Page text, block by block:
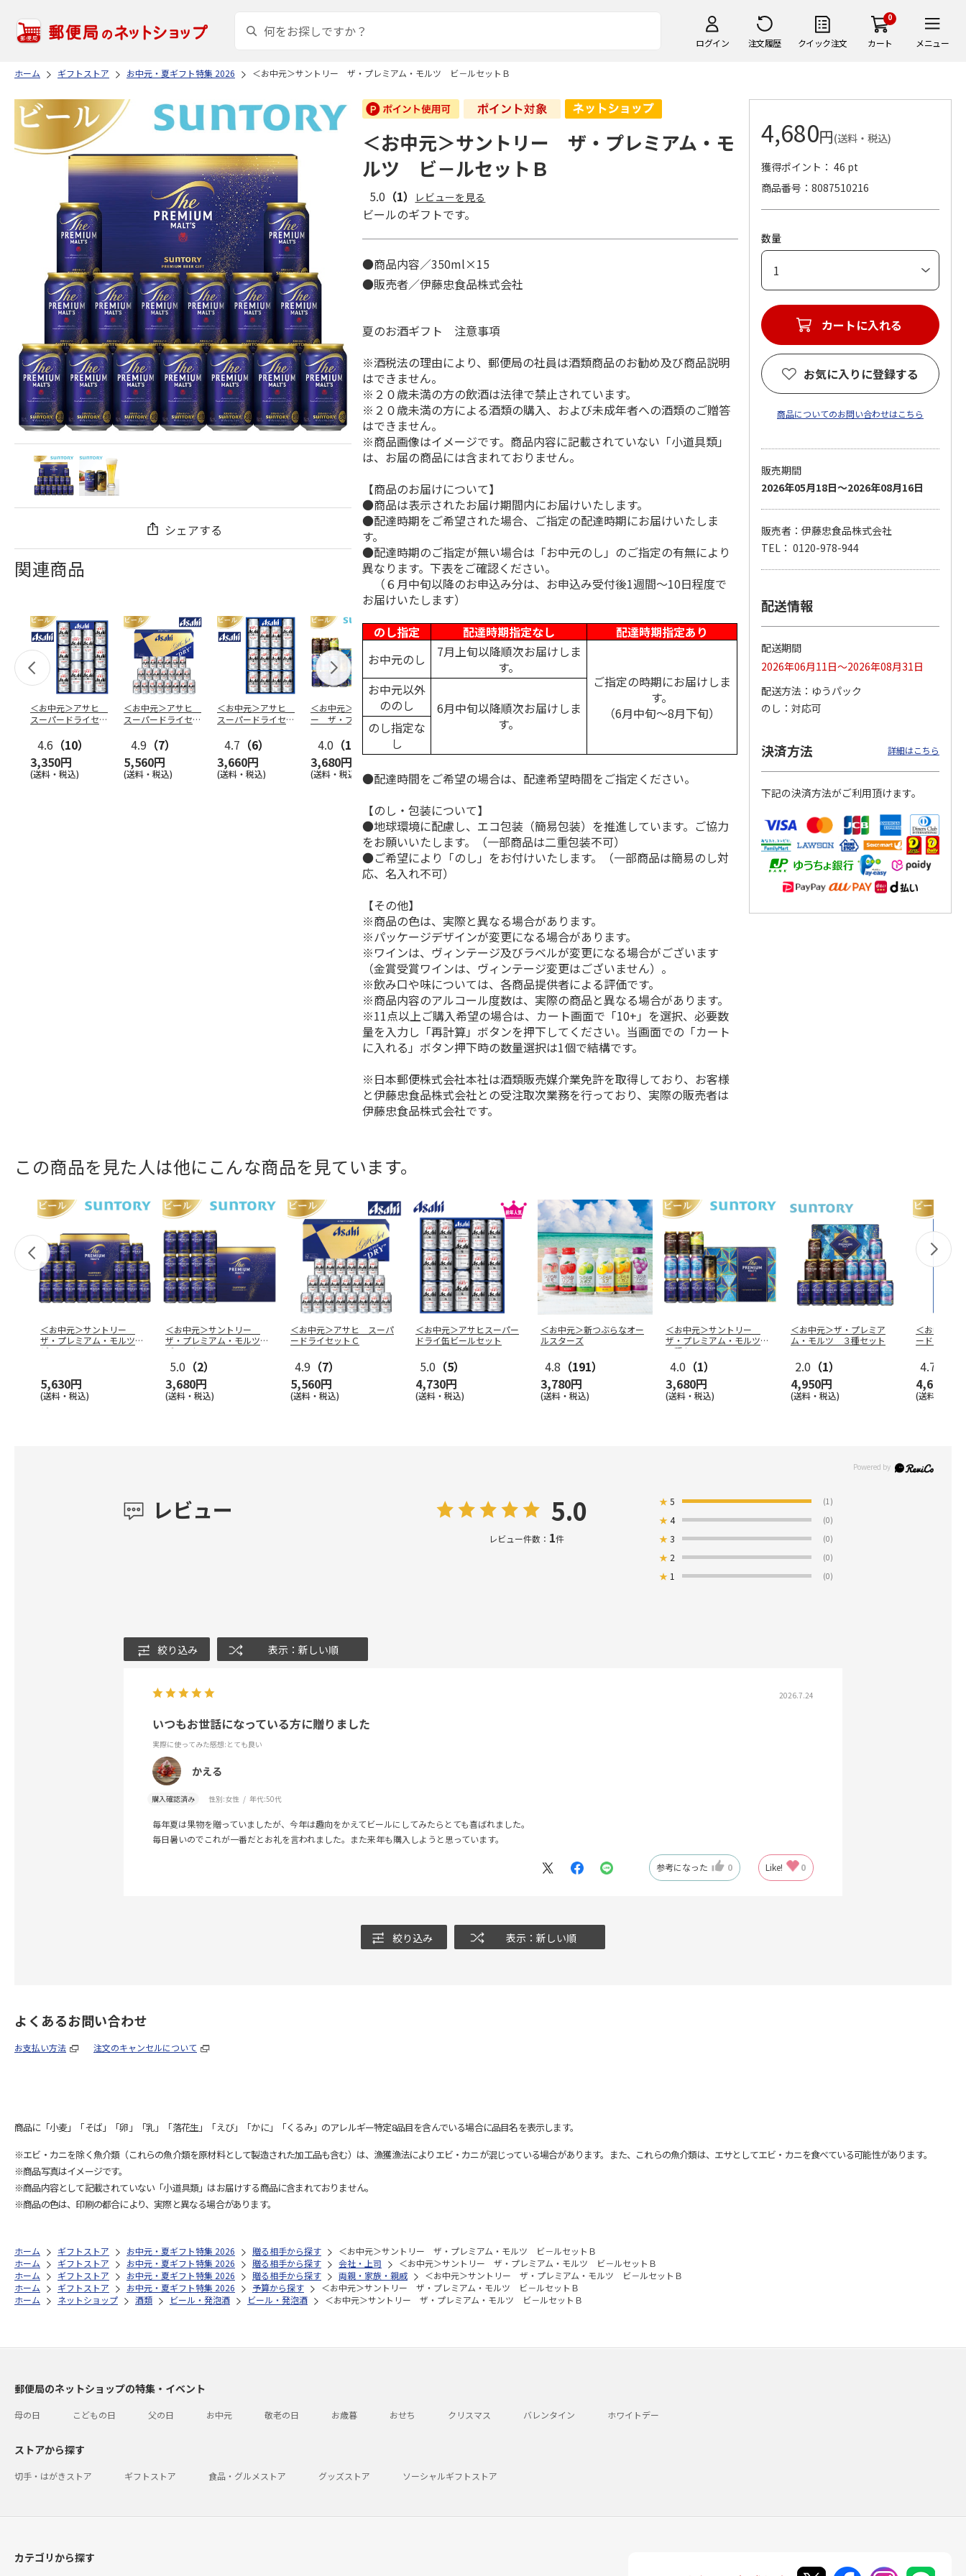
ログイン 注文履歴 クイック注文
0
カート メニュー
ホーム ギフトストア お中元・夏ギフト特集 2026 ＜お中元＞サントリー ザ・プレミアム・モルツ ビ－ルセットＢ
シェアする
関連商品
＜お中元＞アサヒ
スーパードライセッ
4.6 （10）
3,350円
(送料・税込)
＜お中元＞アサヒ
スーパードライセッ
4.9 （7）
5,560円
(送料・税込)
＜お中元＞アサヒ
スーパードライセッ
4.7 （6）
3,660円
(送料・税込)
＜お中元＞サントリ
ー ザ・プレミア
ム・モルツ ５種セ
ットＡ
4.0 （1）
3,680円
(送料・税込)
＜お中元＞アサヒ
アサヒビール５種セ
ットＡ
(送料・税込)
＜お中元＞ヱビス４
種の味わいセット
（中元期限定）
(送料・税込)
＜お中元＞サッポ
ロ ヱビスビール缶
(送料・税込)
＜お中元＞アサヒス
ーパードライ缶ビー
＜お中元＞アサヒ
4.6（5）
3,750円
(送料・税込)
5.0（1）
(送料・税込)
＜お中元＞サントリー ザ・プレミアム・モ
ルツ ビ－ルセットＢ
5.0 （1） レビューを見る
ビールのギフトです。
●商品内容／350ml×15
●販売者／伊藤忠食品株式会社
夏のお酒ギフト 注意事項
※酒税法の理由により、郵便局の社員は酒類商品のお勧め及び商品説明
はできません。
※２０歳未満の方の飲酒は法律で禁止されています。
※２０歳未満の方による酒類の購入、および未成年者への酒類のご贈答
はできません。
※商品画像はイメージです。商品内容に記載されていない「小道具類」
は、お届の商品には含まれておりません。
【商品のお届けについて】
●商品は表示されたお届け期間内にお届けいたします。
●配達時期をご希望された場合、ご指定の配達時期にお届けいたしま
す。
●配達時期のご指定が無い場合は「お中元のし」のご指定の有無により
異なります。下表をご確認ください。
（６月中旬以降のお申込み分は、お申込み受付後1週間～10日程度で
お届けいたします）
のし指定
配達時期指定なし
配達時期指定あり
お中元のし
7月上旬以降順次お届けしま
す。
ご指定の時期にお届けしま
す。
（6月中旬～8月下旬）
お中元以外
ののし
6月中旬以降順次お届けしま
す。
のし指定な
し
●配達時間をご希望の場合は、配達希望時間をご指定ください。
【のし・包装について】
●地球環境に配慮し、エコ包装（簡易包装）を推進しています。ご協力
をお願いいたします。（一部商品は二重包装不可）
●ご希望により「のし」をお付けいたします。（一部商品は簡易のし対
応、名入れ不可）
【その他】
※商品の色は、実際と異なる場合があります。
※パッケージデザインが変更になる場合があります。
※ワインは、ヴィンテージ及びラベルが変更になる場合がございます
（金賞受賞ワインは、ヴィンテージ変更はございません）。
※飲み口や味については、各商品提供者による評価です。
※商品内容のアルコール度数は、実際の商品と異なる場合があります。
※11点以上ご購入希望の場合は、カート画面で「10+」を選択、必要数
量を入力し「再計算」ボタンを押下してください。当画面での「カート
に入れる」ボタン押下時の数量選択は1個で結構です。
※日本郵便株式会社本社は酒類販売媒介業免許を取得しており、お客様
と伊藤忠食品株式会社との受注取次業務を行っており、実際の販売者は
伊藤忠食品株式会社です。
4,680円(送料・税込)
獲得ポイント： 46 pt
商品番号
8087510216
数量
カートに入れる
お気に入りに登録する
商品についてのお問い合わせはこちら
販売期間
2026年05月18日～2026年08月16日
販売者：伊藤忠食品株式会社
TEL： 0120-978-944
配送情報
配送期間
2026年06月11日～2026年08月31日
配送方法
ゆうパック
のし
対応可
決済方法 詳細はこちら
下記の決済方法がご利用頂けます。
この商品を見た人は他にこんな商品を見ています。
＜お中元＞サントリー
ザ・プレミアム・モルツ
ビ－ルセット
5,630円
(送料・税込)
＜お中元＞サントリー
ザ・プレミアム・モルツ
ビ－ルセット
5.0 （2）
3,680円
(送料・税込)
＜お中元＞アサヒ スーパ
ードライセットＣ
4.9 （7）
5,560円
(送料・税込)
＜お中元＞アサヒスーパー
ドライ缶ビールセット
5.0 （5）
4,730円
(送料・税込)
＜お中元＞新つぶらなオー
ルスターズ
4.8 （191）
3,780円
(送料・税込)
＜お中元＞サントリー
ザ・プレミアム・モルツ
５種セットＡ
4.0 （1）
3,680円
(送料・税込)
＜お中元＞ザ・プレミア
ム・モルツ ３種セット
2.0 （1）
4,950円
(送料・税込)
＜お中元＞
ードライセ
4.7
4,650円
(送料・税込)
レビュー 5.0
レビュー件数： 1件
★5 (1)
★4 (0)
★3 (0)
★ 2 (0)
★ 1 (0)
絞り込み 表示：新しい順
2026.7.24
いつもお世話になっている方に贈りました
実際に使ってみた感想:とても良い
かえる
購入確認済み 性別:女性 年代:50代
毎年夏は果物を贈っていましたが、今年は趣向をかえてビールにしてみたらとても喜ばれました。
毎日暑いのでこれが一番だとお礼を言われました。また来年も購入しようと思っています。
参考になった 0 Like! 0
絞り込み 表示：新しい順
よくあるお問い合わせ
お支払い方法 注文のキャンセルについて
商品に「小麦」「そば」「卵」「乳」「落花生」「えび」「かに」「くるみ」のアレルギー特定8品目を含んでいる場合に品目名を表示します。
※エビ・カニを除く魚介類（これらの魚介類を原材料として製造された加工品も含む）は、漁獲漁法によりエビ・カニが混じっている場合があります。また、これらの魚介類は、エサとしてエビ・カニを食べている可能性があります。
※商品写真はイメージです。
※商品内容として記載されていない「小道具類」はお届けする商品に含まれておりません。
※商品の色は、印刷の都合により、実際と異なる場合があります。
ホーム ギフトストア お中元・夏ギフト特集 2026 贈る相手から探す
＜お中元＞サントリー ザ・プレミアム・モルツ ビ－ルセットＢ
ホーム
ギフトストア お中元・夏ギフト特集 2026 贈る相手から探す 会社・上司
＜お中元＞サントリー ザ・プレミアム・モルツ ビ－ルセットＢ
ホーム
ギフトストア お中元・夏ギフト特集 2026 贈る相手から探す 両親・家族・親戚
＜お中元＞サントリー ザ・プレミアム・モルツ ビ－ルセットＢ
ホーム
ギフトストア お中元・夏ギフト特集 2026 予算から探す
＜お中元＞サントリー ザ・プレミアム・モルツ ビ－ルセットＢ
ホーム
ネットショップ 酒類 ビール・発泡酒 ビール・発泡酒 ＜お中元＞サントリー ザ・プレミアム・モルツ ビ－ルセットＢ
郵便局のネットショップの特集・イベント
母の日 こどもの日 父の日 お中元 敬老の日 お歳暮 おせち クリスマス バレンタイン ホワイトデー
ストアから探す
切手・はがきストア ギフトストア 食品・グルメストア グッズストア ソーシャルギフトストア
カテゴリから探す